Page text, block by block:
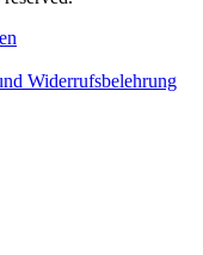
Widerrufsbelehrung